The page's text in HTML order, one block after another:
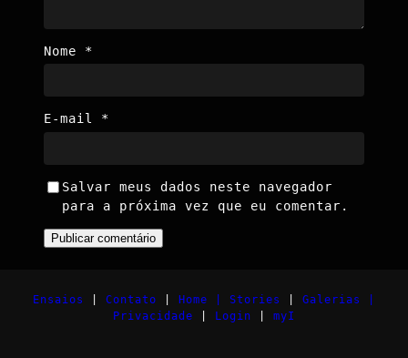
Nome *
E-mail *
Salvar meus dados neste navegador
para a próxima vez que eu comentar.
Ensaios Contato Home | Stories
Galerias |
Privacidade
Login myI